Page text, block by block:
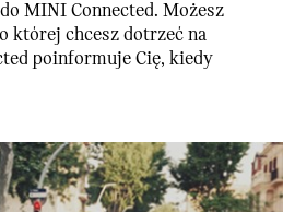
MINI Connected. Możesz
której chcesz dotrzeć na
poinformuje Cię, kiedy